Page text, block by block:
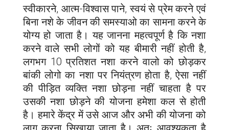
स्वीकारने, आत्म-विश्वास पाने, स्वयं से प्रेम करने एवं
बिना नशे के जीवन की समस्याओ का सामना करने के
योग्य हो जाता है। यह जानना महत्वपूर्ण है कि नशा
करने वाले सभी लोगों को यह बीमारी नहीं होती है,
लगभग 10 प्रतिशत नशा करने वालो को छोड़कर
बांकी लोगो का नशा पर नियंत्रण होता है, ऐसा नहीं
की पीड़ित व्यक्ति नशा छोड़ना नहीं चाहता है पर
उसकी नशा छोड़ने की योजना हमेशा कल से होती
है। हमारे केंद्र में उसे आज और अभी की योजना को